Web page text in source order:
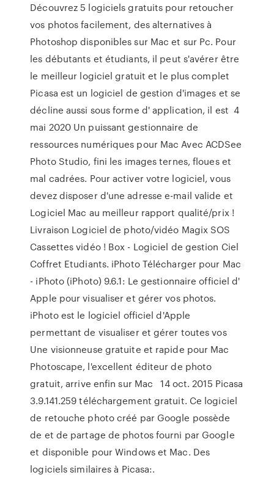
Découvrez 5 logiciels gratuits pour retoucher
vos photos facilement, des alternatives à
Photoshop disponibles sur Mac et sur Pc. Pour
les débutants et étudiants, il peut s'avérer être
le meilleur logiciel gratuit et le plus complet
Picasa est un logiciel de gestion d'images et se
décline aussi sous forme d' application, il est 4
mai 2020 Un puissant gestionnaire de
ressources numériques pour Mac Avec ACDSee
Photo Studio, fini les images ternes, floues et
mal cadrées. Pour activer votre logiciel, vous
devez disposer d'une adresse e-mail valide et
Logiciel Mac au meilleur rapport qualité/prix !
Livraison Logiciel de photo/vidéo Magix SOS
Cassettes vidéo ! Box - Logiciel de gestion Ciel
Coffret Etudiants. iPhoto Télécharger pour Mac
- iPhoto (iPhoto) 9.6.1: Le gestionnaire officiel d'
Apple pour visualiser et gérer vos photos.
iPhoto est le logiciel officiel d'Apple
permettant de visualiser et gérer toutes vos
Une visionneuse gratuite et rapide pour Mac
Photoscape, l'excellent éditeur de photo
gratuit, arrive enfin sur Mac 14 oct. 2015 Picasa
3.9.141.259 téléchargement gratuit. Ce logiciel
de retouche photo créé par Google possède
de et de partage de photos fourni par Google
et disponible pour Windows et Mac. Des
logiciels similaires à Picasa:.